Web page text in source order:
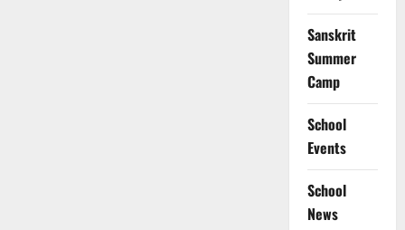
Sanskrit
Summer
Camp
School
Events
School
News